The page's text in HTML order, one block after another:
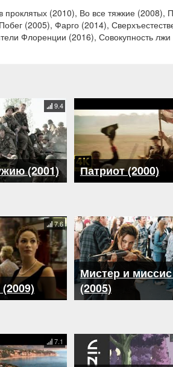
(2010), Во все тяжкие (2008),
(2005), Фарго (2014),
Флоренции (2016), Совокупность лжи
(2001)
9.4
Патриот (2000)
7.6
Мистер и
(2005)
7.1